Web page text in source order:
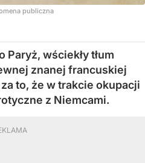
publiczna
Paryż, wściekły tłum
znanej francuskiej
to, że w trakcie okupacji
z Niemcami.